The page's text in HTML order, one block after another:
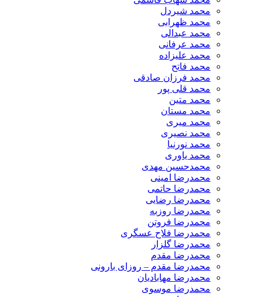
​محمد شیردل
محمد ظهرابی
محمد عبدالی
محمد عرفانی
محمد علیزاده
محمد فاتح
محمد فرزان صادقی
محمد قلی پور
محمد متین
محمد مستان
محمد میری
محمد نصیری
محمد نورنیا
محمد یاوری
محمدحسین مهدی
محمدرضا امینی
محمدرضا حاتمی
محمدرضا رضایی
محمدرضا روزبه
محمدرضا فروتن
محمدرضا فلاح عسگری
محمدرضا گلزار
محمدرضا مقدم
محمدرضا مقدم – روزای بارونی
محمدرضا مهابادیان
محمدرضا موسوی